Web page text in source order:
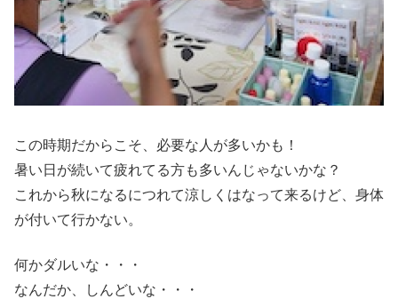
この時期だからこそ、必要な人が多いかも！
暑い日が続いて疲れてる方も多いんじゃないかな？
これから秋になるにつれて涼しくはなって来るけど、身体
が付いて行かない。
何かダルいな・・・
なんだか、しんどいな・・・